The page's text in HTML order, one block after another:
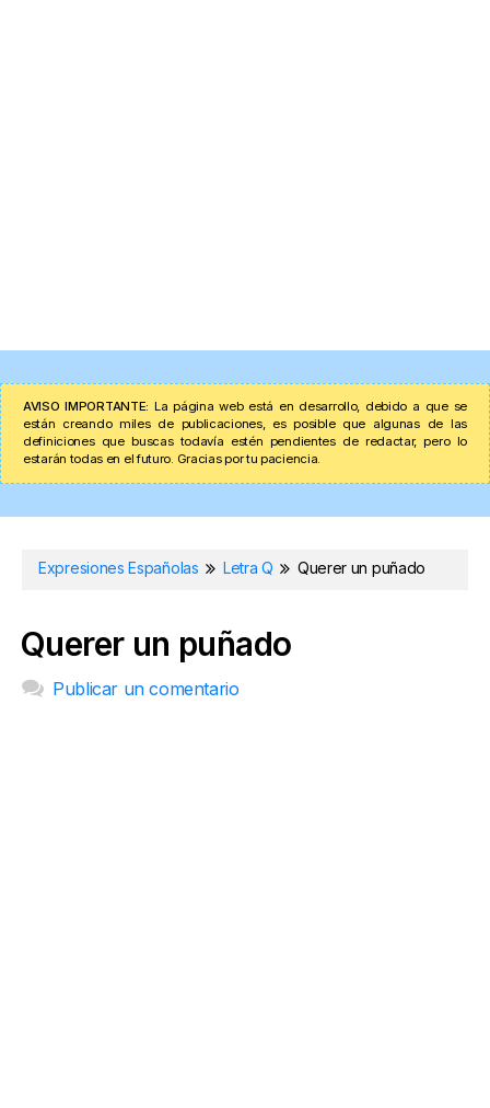
AVISO IMPORTANTE: La página web está en desarrollo, debido a que se
están creando miles de publicaciones, es posible que algunas de las
definiciones que buscas todavía estén pendientes de redactar, pero lo
estarán todas en el futuro. Gracias por tu paciencia.
Expresiones Españolas Letra Q Querer un puñado
Querer un puñado
Publicar un comentario